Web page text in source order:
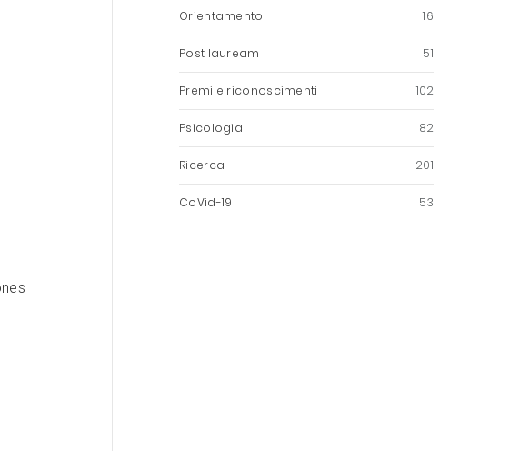
Orientamento 16
Post lauream 51
Premi e riconoscimenti 102
Psicologia 82
Ricerca 201
CoVid-19 53